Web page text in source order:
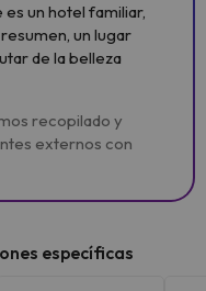
un hotel familiar,
un lugar
de la belleza
recopilado y
externos con
específicas